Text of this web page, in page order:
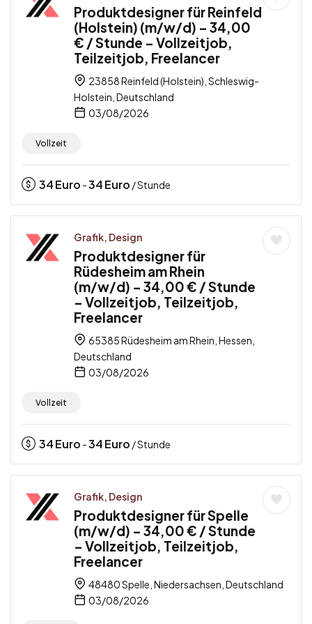
Produktdesigner für Reinfeld
(Holstein) (m/w/d) – 34,00
€ / Stunde – Vollzeitjob,
Teilzeitjob, Freelancer
23858 Reinfeld (Holstein), Schleswig-
Holstein, Deutschland
03/08/2026
Vollzeit
34Euro -34Euro / Stunde
Grafik, Design
Produktdesigner für
Rüdesheim am Rhein
(m/w/d) – 34,00 € / Stunde
– Vollzeitjob, Teilzeitjob,
Freelancer
65385 Rüdesheim am Rhein, Hessen,
Deutschland
03/08/2026
Vollzeit
34Euro -34Euro / Stunde
Grafik, Design
Produktdesigner für Spelle
(m/w/d) – 34,00 € / Stunde
– Vollzeitjob, Teilzeitjob,
Freelancer
48480 Spelle, Niedersachsen, Deutschland
03/08/2026